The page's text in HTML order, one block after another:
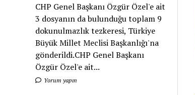
CHP Genel Başkanı Özgür Özel'e ait
3 dosyanın da bulunduğu toplam 9
dokunulmazlık tezkeresi, Türkiye
Büyük Millet Meclisi Başkanlığı'na
gönderildi.CHP Genel Başkanı
Özgür Özel'e ait...
Yorum yapın